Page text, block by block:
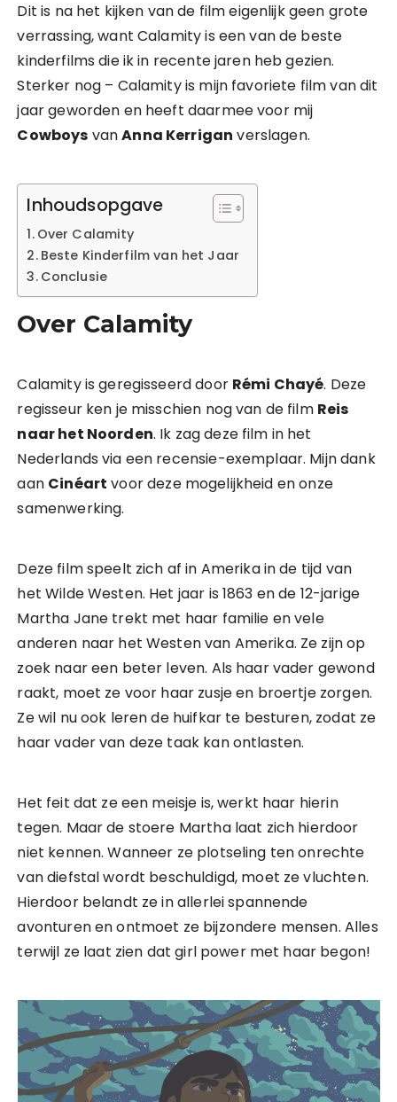
Dit is na het kijken van de film eigenlijk geen grote
verrassing, want Calamity is een van de beste
kinderfilms die ik in recente jaren heb gezien.
Sterker nog – Calamity is mijn favoriete film van dit
jaar geworden en heeft daarmee voor mij
Cowboys vanAnna Kerrigan verslagen.
Inhoudsopgave
Over Calamity
Beste Kinderfilm van het Jaar
Conclusie
Over Calamity
Calamity is geregisseerd door Rémi Chayé. Deze
regisseur ken je misschien nog van de film Reis
naar het Noorden. Ik zag deze film in het
Nederlands via een recensie-exemplaar. Mijn dank
aan Cinéart voor deze mogelijkheid en onze
samenwerking.
Deze film speelt zich af in Amerika in de tijd van
het Wilde Westen. Het jaar is 1863 en de 12-jarige
Martha Jane trekt met haar familie en vele
anderen naar het Westen van Amerika. Ze zijn op
zoek naar een beter leven. Als haar vader gewond
raakt, moet ze voor haar zusje en broertje zorgen.
Ze wil nu ook leren de huifkar te besturen, zodat ze
haar vader van deze taak kan ontlasten.
Het feit dat ze een meisje is, werkt haar hierin
tegen. Maar de stoere Martha laat zich hierdoor
niet kennen. Wanneer ze plotseling ten onrechte
van diefstal wordt beschuldigd, moet ze vluchten.
Hierdoor belandt ze in allerlei spannende
avonturen en ontmoet ze bijzondere mensen. Alles
terwijl ze laat zien dat girl power met haar begon!